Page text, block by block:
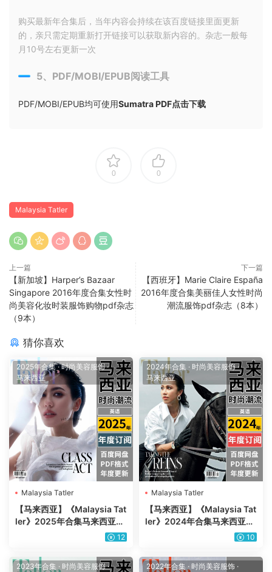
购买最新年合集后，当年内容会持续在该百度链接里面更新
的，亲只需定期重新打开链接可以获取新内容的。杂志一般每
月10号左右更新一次
5、PDF/MOBI/EPUB阅读工具
PDF/MOBI/EPUB均可使用Sumatra PDF点击下载
0 0
Malaysia Tatler
上一篇
【新加坡】Harper’s Bazaar
Singapore 2016年度合集女性时
尚美容化妆时装服饰购物pdf杂志
（9本）
下一篇
【西班牙】Marie Claire España
2016年度合集美丽佳人女性时尚
潮流服饰pdf杂志（8本）
猜你喜欢
2025年合集·时尚美容服饰·
马来西亚
Malaysia Tatler
【马来西亚】《Malaysia Tat
ler》2025年合集马来西亚时
尚生活美食旅行服饰穿搭pdf
12
2024年合集 · 时尚美容服饰·
马来西亚
Malaysia Tatler
【马来西亚】《Malaysia Tat
ler》2024年合集马来西亚时
尚生活美食旅行服饰穿搭pdf
10
2023年合集 · 时尚美容服饰·
2022年合集 · 时尚美容服饰 ·